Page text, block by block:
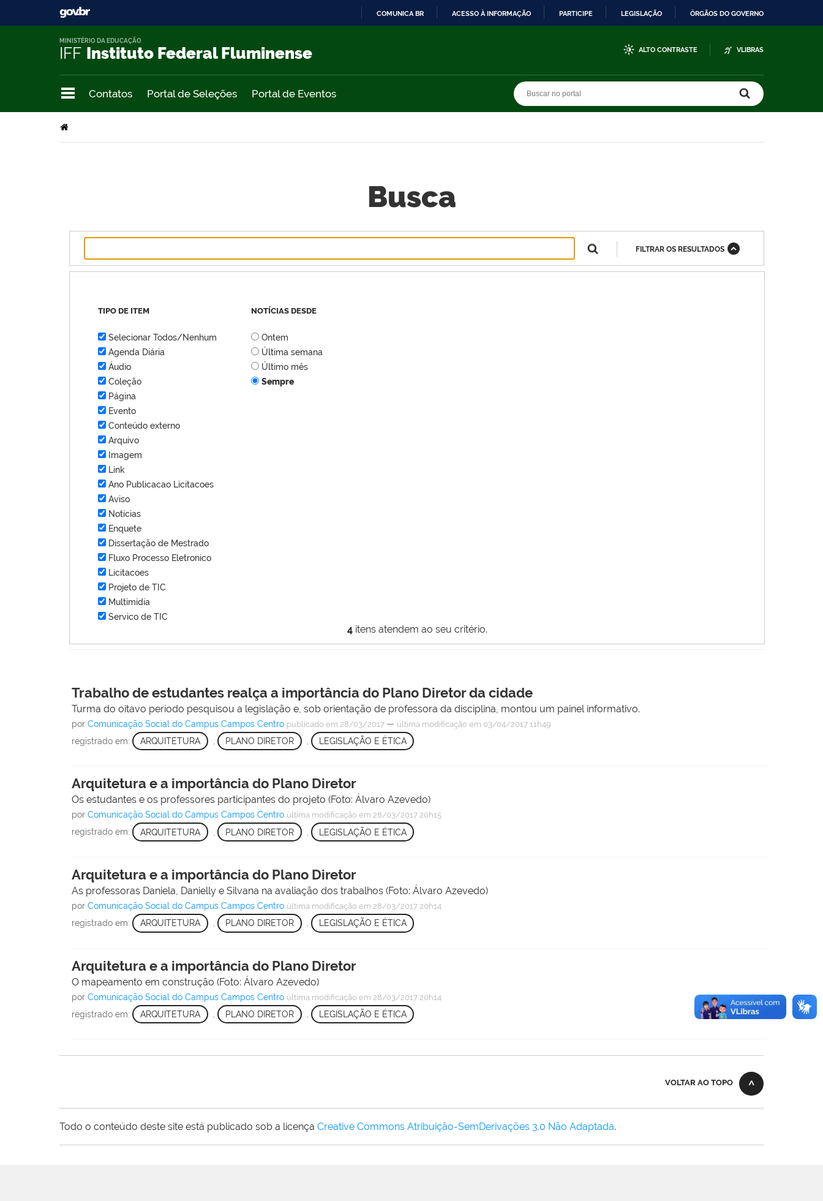
COMUNICA BR ACESSO À INFORMAÇÃO PARTICIPE LEGISLAÇÃO ÓRGÃOS DO GOVERNO
IFF Instituto Federal Fluminense
MINISTÉRIO DA EDUCAÇÃO
ALTO CONTRASTE VLIBRAS
Contatos Portal de Seleções Portal de Eventos
Busca
4itens atendem ao seu critério.
FILTRAR OS RESULTADOS
TIPO DE ITEM
Selecionar Todos/Nenhum
Agenda Diária
Áudio
Coleção
Página
Evento
Conteúdo externo
Arquivo
Imagem
Link
Ano Publicacao Licitacoes
Aviso
Notícias
Enquete
Dissertação de Mestrado
Fluxo Processo Eletronico
Licitacoes
Projeto de TIC
Multimídia
Servico de TIC
NOTÍCIAS DESDE
Ontem
Última semana
Último mês
Sempre
Trabalho de estudantes realça a importância do Plano Diretor da cidade
Turma do oitavo período pesquisou a legislação e, sob orientação de professora da disciplina, montou um painel informativo.
porComunicação Social do Campus Campos Centro publicado em 28/03/2017 — última modificação em 03/04/2017 11h49
registrado em: ARQUITETURA PLANO DIRETOR LEGISLAÇÃO E ÉTICA
Arquitetura e a importância do Plano Diretor
Os estudantes e os professores participantes do projeto (Foto: Álvaro Azevedo)
porComunicação Social do Campus Campos Centro última modificação em 28/03/2017 20h15
registrado em: ARQUITETURA PLANO DIRETOR LEGISLAÇÃO E ÉTICA
Arquitetura e a importância do Plano Diretor
As professoras Daniela, Danielly e Silvana na avaliação dos trabalhos (Foto: Álvaro Azevedo)
porComunicação Social do Campus Campos Centro última modificação em 28/03/2017 20h14
registrado em: ARQUITETURA , PLANO DIRETOR , LEGISLAÇÃO E ÉTICA
Arquitetura e a importância do Plano Diretor
O mapeamento em construção (Foto: Álvaro Azevedo)
porComunicação Social do Campus Campos Centro última modificação em 28/03/2017 20h14
registrado em: ARQUITETURA PLANO DIRETOR LEGISLAÇÃO E ÉTICA
VOLTAR AO TOPO
Todo o conteúdo deste site está publicado sob a licença Creative Commons Atribuição-SemDerivações 3.0 Não Adaptada.